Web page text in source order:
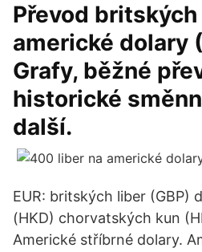
Převod
americké dolary
Grafy, běžné
historické
další.
EUR: britských liber (GBP)
(HKD) chorvatských kun
Americké stříbrné dolary.